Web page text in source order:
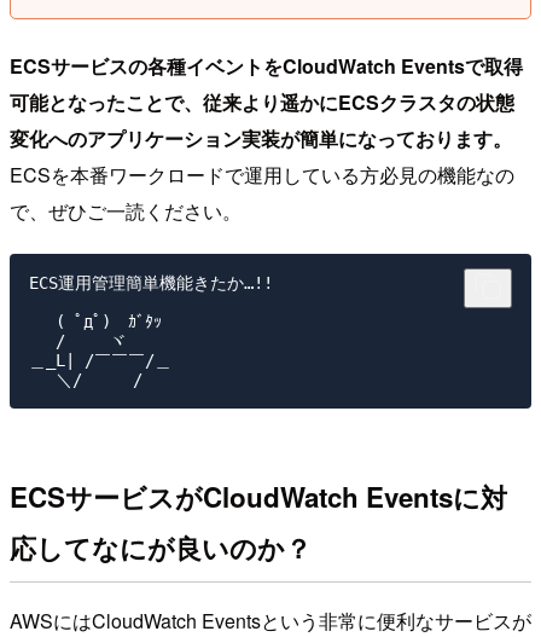
ECSサービスの各種イベントをCloudWatch Eventsで取得
可能となったことで、従来より遥かにECSクラスタの状態
変化へのアプリケーション実装が簡単になっております。
ECSを本番ワークロードで運用している方必見の機能なの
で、ぜひご一読ください。
ECS運用管理簡単機能きたか…!!
( ﾟдﾟ)　ｶﾞﾀｯ
/　　 ヾ
＿_L| /￣￣￣/＿
ECSサービスがCloudWatch Eventsに対
応してなにが良いのか？
AWSにはCloudWatch Eventsという非常に便利なサービスが